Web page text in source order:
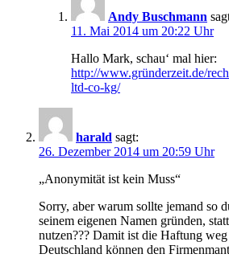
Andy Buschmann
11. Mai 2014 um 20:22 Uhr
Hallo Mark, schau‘ mal hier:
http://www.gründerzeit.de/
ltd-co-kg/
harald sagt:
26. Dezember 2014 um 20:59 Uhr
„Anonymität ist kein Muss“
Sorry, aber warum sollte jemand so
seinem eigenen Namen gründen,
nutzen??? Damit ist die Haftung
Deutschland können den